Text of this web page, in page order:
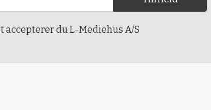
du L-Mediehus A/S